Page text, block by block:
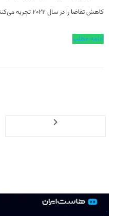
کاهش تقاضا را در سال ۲۰۲۲ تجربه می‌کنند. گارتنر، یکی از مراجع مهم تحلیلی و…
ادامه مطلب